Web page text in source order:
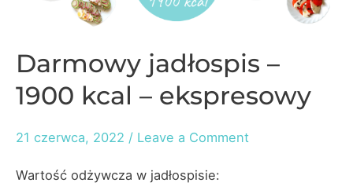
Darmowy jadłospis –
1900 kcal – ekspresowy
21 czerwca, 2022 / Leave a Comment
Wartość odżywcza w jadłospisie: